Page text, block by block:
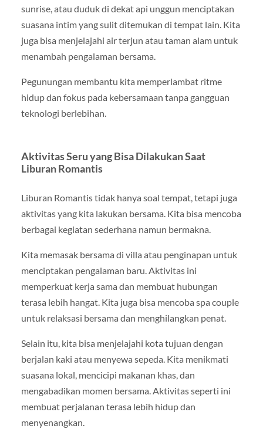
sunrise, atau duduk di dekat api unggun menciptakan
suasana intim yang sulit ditemukan di tempat lain. Kita
juga bisa menjelajahi air terjun atau taman alam untuk
menambah pengalaman bersama.
Pegunungan membantu kita memperlambat ritme
hidup dan fokus pada kebersamaan tanpa gangguan
teknologi berlebihan.
Aktivitas Seru yang Bisa Dilakukan Saat
Liburan Romantis
Liburan Romantis tidak hanya soal tempat, tetapi juga
aktivitas yang kita lakukan bersama. Kita bisa mencoba
berbagai kegiatan sederhana namun bermakna.
Kita memasak bersama di villa atau penginapan untuk
menciptakan pengalaman baru. Aktivitas ini
memperkuat kerja sama dan membuat hubungan
terasa lebih hangat. Kita juga bisa mencoba spa couple
untuk relaksasi bersama dan menghilangkan penat.
Selain itu, kita bisa menjelajahi kota tujuan dengan
berjalan kaki atau menyewa sepeda. Kita menikmati
suasana lokal, mencicipi makanan khas, dan
mengabadikan momen bersama. Aktivitas seperti ini
membuat perjalanan terasa lebih hidup dan
menyenangkan.